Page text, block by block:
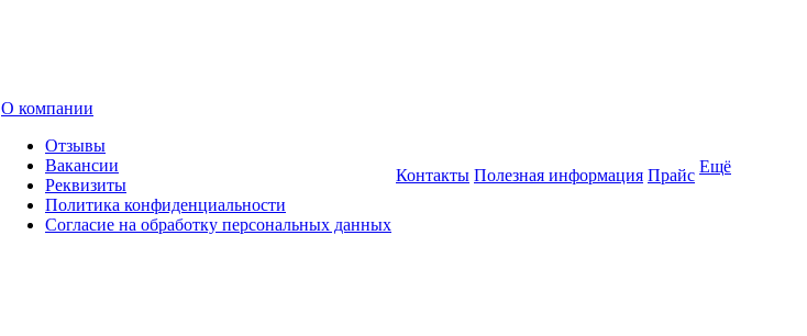
О компании
Отзывы
Вакансии
Реквизиты
Политика конфиденциальности
Согласие на обработку персональных данных
Контакты Полезная информация Прайс Ещё